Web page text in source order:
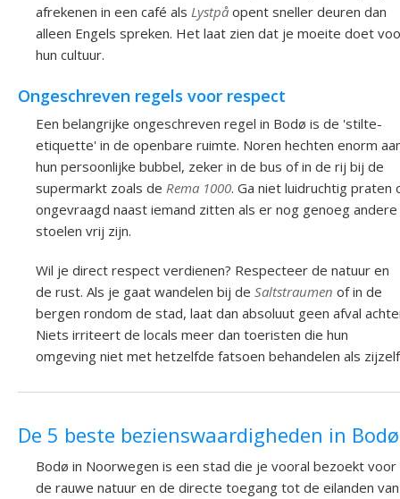
afrekenen in een café als Lystpå opent sneller deuren dan
alleen Engels spreken. Het laat zien dat je moeite doet
hun cultuur.
Ongeschreven regels voor respect
Een belangrijke ongeschreven regel in Bodø is de 'stilte-
etiquette' in de openbare ruimte. Noren hechten enorm
hun persoonlijke bubbel, zeker in de bus of in de rij bij de
supermarkt zoals de Rema 1000. Ga niet luidruchtig praten
ongevraagd naast iemand zitten als er nog genoeg andere
stoelen vrij zijn.
Wil je direct respect verdienen? Respecteer de natuur en
de rust. Als je gaat wandelen bij de Saltstraumen of in de
bergen rondom de stad, laat dan absoluut geen afval
Niets irriteert de locals meer dan toeristen die hun
omgeving niet met hetzelfde fatsoen behandelen als
De 5 beste bezienswaardigheden in Bodø
Bodø in Noorwegen is een stad die je vooral bezoekt voor
de rauwe natuur en de directe toegang tot de eilanden van